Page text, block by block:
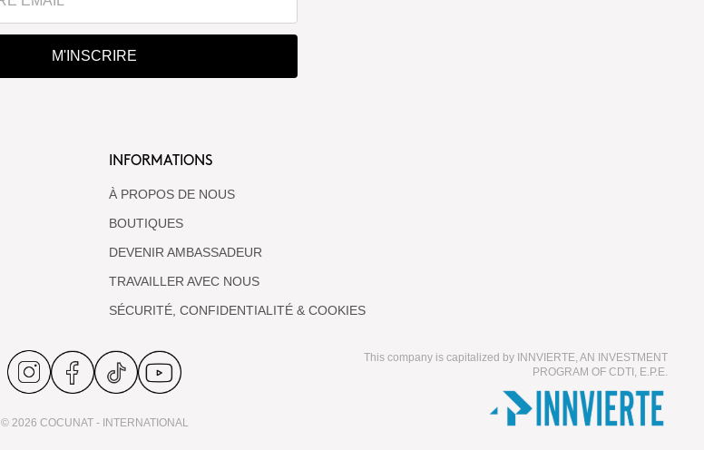
M'INSCRIRE
INFORMATIONS
À PROPOS DE NOUS
BOUTIQUES
DEVENIR AMBASSADEUR
TRAVAILLER AVEC NOUS
SÉCURITÉ, CONFIDENTIALITÉ & COOKIES
This company is capitalized by INNVIERTE, AN INVESTMENT
PROGRAM OF CDTI, E.P.E.
© 2026 COCUNAT - INTERNATIONAL